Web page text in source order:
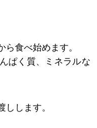
食べ始めます。
ぱく質、ミネラルな
します。